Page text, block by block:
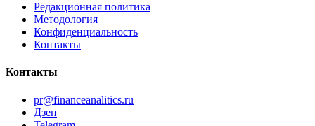
Редакционная политика
Методология
Конфиденциальность
Контакты
Контакты
pr@financeanalitics.ru
Дзен